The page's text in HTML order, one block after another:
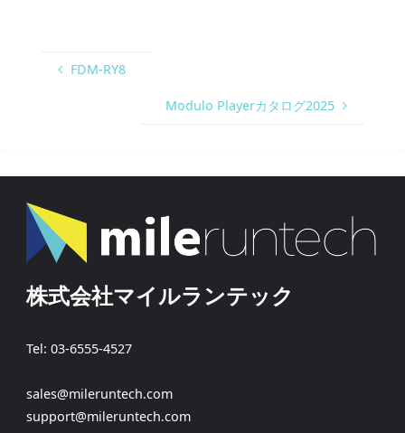
FDM-RY8
Modulo Playerカタログ2025
株式会社マイルランテック
Tel: 03-6555-4527
sales@mileruntech.com
support@mileruntech.com